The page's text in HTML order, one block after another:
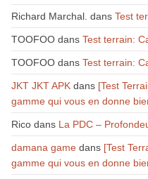
Richard Marchal. dans Test
TOOFOOdans Test terrain:
TOOFOOdans Test terrain:
JKT JKT APKdans [Test
gamme qui vous en donne
Ricodans La PDC –
damana gamedans [Test
gamme qui vous en donne